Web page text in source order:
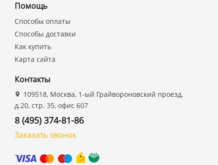
Помощь
Способы оплаты
Способы доставки
Как купить
Карта сайта
Контакты
109518, Москва, 1-ый Грайвороновский проезд,
д.20, стр. 35, офис 607
8 (495) 374-81-86
Заказать звонок